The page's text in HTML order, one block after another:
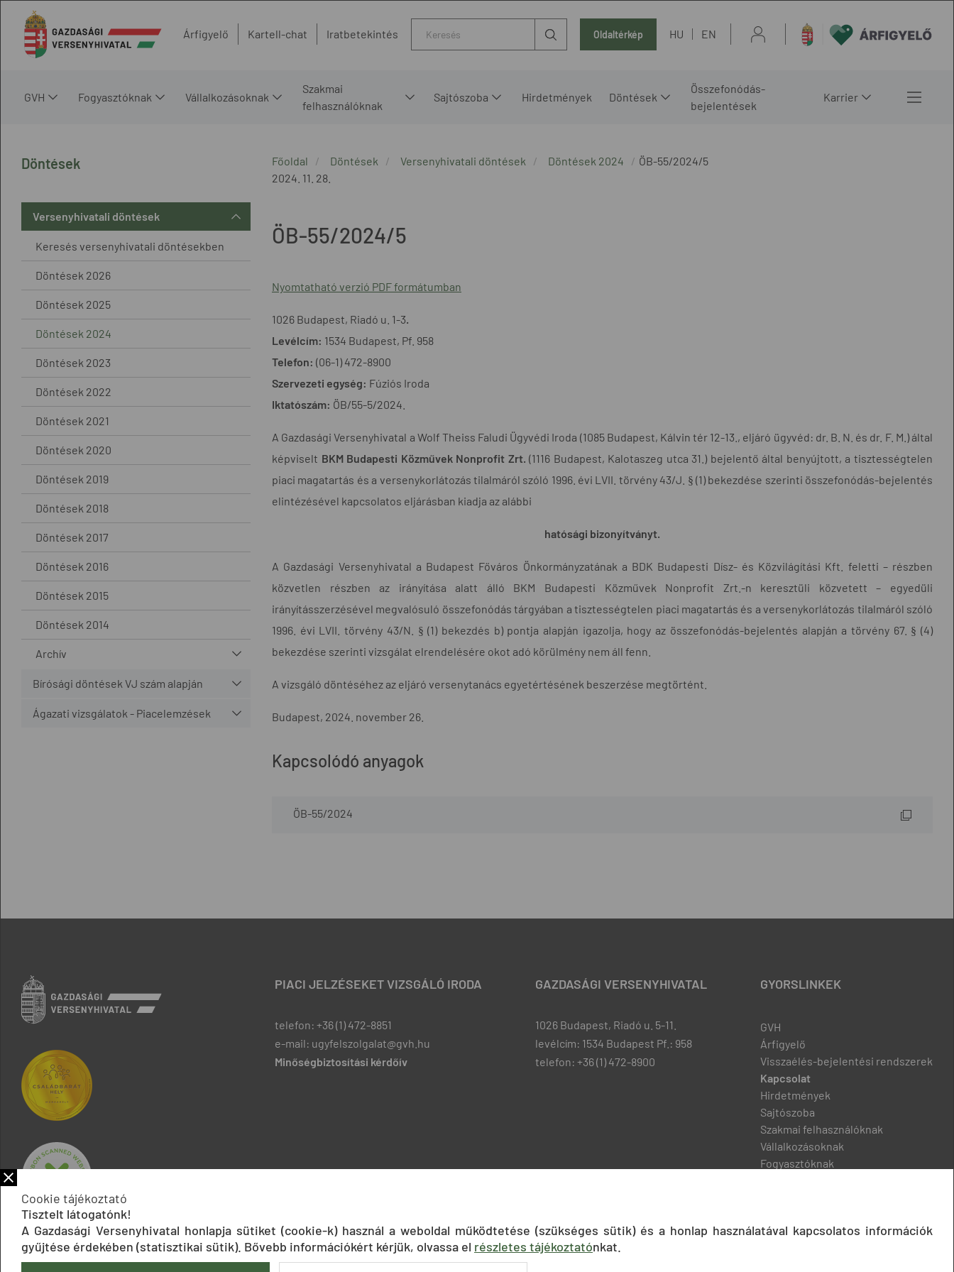
Árfigyelő Kartell-chat Iratbetekintés Oldaltérkép HU EN
GVH Fogyasztóknak Vállalkozásoknak
Szakmai
felhasználóknak
Sajtószoba Hirdetmények Döntések
Összefonódás-
bejelentések
Karrier
Döntések
Versenyhivatali döntések
Keresés versenyhivatali döntésekben
Döntések 2026
Döntések 2025
Döntések 2024
Döntések 2023
Döntések 2022
Döntések 2021
Döntések 2020
Döntések 2019
Döntések 2018
Döntések 2017
Döntések 2016
Döntések 2015
Döntések 2014
Archív
Bírósági döntések VJ szám alapján
Ágazati vizsgálatok - Piacelemzések
Főoldal Döntések Versenyhivatali döntések Döntések 2024
ÖB-55/2024/5
2024. 11. 28.
ÖB-55/2024/5
Nyomtatható verzió PDF formátumban
1026 Budapest, Riadó u. 1-3.
Levélcím: 1534 Budapest, Pf. 958
Telefon: (06-1) 472-8900
Szervezeti egység: Fúziós Iroda
Iktatószám: ÖB/55-5/2024.
A Gazdasági Versenyhivatal a Wolf Theiss Faludi Ügyvédi Iroda (1085 Budapest, Kálvin tér 12-13., eljáró ügyvéd: dr. B. N. és dr. F. M.) által
képviselt BKM Budapesti Közművek Nonprofit Zrt.(1116 Budapest, Kalotaszeg utca 31.) bejelentő által benyújtott, a tisztességtelen
piaci magatartás és a versenykorlátozás tilalmáról szóló 1996. évi LVII. törvény 43/J. § (1) bekezdése szerinti összefonódás-bejelentés
elintézésével kapcsolatos eljárásban kiadja az alábbi
hatósági bizonyítványt.
A Gazdasági Versenyhivatal a Budapest Főváros Önkormányzatának a BDK Budapesti Dísz- és Közvilágítási Kft. feletti – részben
közvetlen részben az irányítása alatt álló BKM Budapesti Közművek Nonprofit Zrt.-n keresztüli közvetett – egyedüli
irányításszerzésével megvalósuló összefonódás tárgyában a tisztességtelen piaci magatartás és a versenykorlátozás tilalmáról szóló
1996. évi LVII. törvény 43/N. § (1) bekezdés b) pontja alapján igazolja, hogy az összefonódás-bejelentés alapján a törvény 67. § (4)
bekezdése szerinti vizsgálat elrendelésére okot adó körülmény nem áll fenn.
A vizsgáló döntéséhez az eljáró versenytanács egyetértésének beszerzése megtörtént.
Budapest, 2024. november 26.
Kapcsolódó anyagok
ÖB-55/2024
PIACI JELZÉSEKET VIZSGÁLÓ IRODA
telefon: +36 (1) 472-8851
e-mail: ugyfelszolgalat@gvh.hu
Minőségbiztosítási kérdőív
GAZDASÁGI VERSENYHIVATAL
1026 Budapest, Riadó u. 5-11.
levélcím: 1534 Budapest Pf.: 958
telefon: +36 (1) 472-8900
GYORSLINKEK
GVH
Árfigyelő
Visszaélés-bejelentési rendszerek
Kapcsolat
Hirdetmények
Sajtószoba
Szakmai felhasználóknak
Vállalkozásoknak
Fogyasztóknak
Cookie tájékoztató
Tisztelt látogatónk!
A Gazdasági Versenyhivatal honlapja sütiket (cookie-k) használ a weboldal működtetése (szükséges sütik) és a honlap használatával kapcsolatos információk
gyűjtése érdekében (statisztikai sütik). Bővebb információkért kérjük, olvassa el részletes tájékoztatónkat.